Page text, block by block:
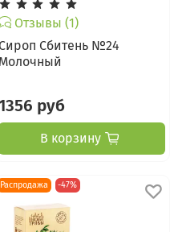
Отзывы (1)
Сироп Сбитень №24
Молочный
руб
В корзину
Распродажа -47%